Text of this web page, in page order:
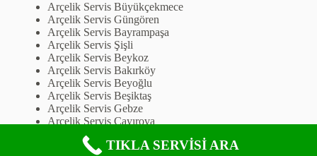
Arçelik Servis Büyükçekmece
Arçelik Servis Güngören
Arçelik Servis Bayrampaşa
Arçelik Servis Şişli
Arçelik Servis Beykoz
Arçelik Servis Bakırköy
Arçelik Servis Beyoğlu
Arçelik Servis Beşiktaş
Arçelik Servis Gebze
Arçelik Servis Çayırova
Arçelik Servis Darıca
Arçelik Servis Çekmeköy
TIKLA SERVİSİ ARA